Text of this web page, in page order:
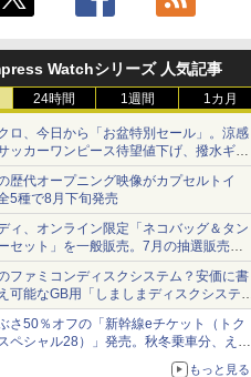
Watchシリーズ 人気記事
24時間 1週間 1カ月
ロ、今日から「お盆特別セール」。涼感
ッカーワンピース待望値下げ、撥水ギア
ツは1990円に
歴代オープニング映像がカプセルトイ
5種で8月下旬発売
ィ、オンライン限定「ネコバッグ＆タン
セット」を一般販売。7月の抽選販売の
効分
ファミコンディスクシステム？安価に書
可能なGB用「しましまディスクシステ
さ50％オフの「新幹線eチケット（トク
ペシャル28）」発売。秋冬乗車分、えき
もっと見る